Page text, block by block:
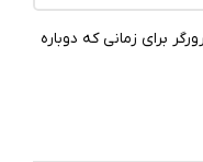
برای زمانی که دوباره